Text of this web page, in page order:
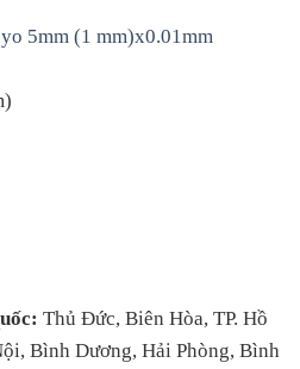
5mm (1 mm)x0.01mm
Thủ Đức, Biên Hòa, TP. Hồ
Bình Dương, Hải Phòng, Bình